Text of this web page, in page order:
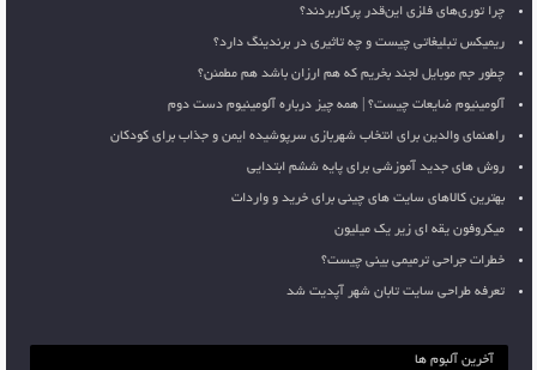
چرا توری‌های فلزی این‌قدر پرکاربردند؟
ریمیکس تبلیغاتی چیست و چه تاثیری در برندینگ دارد؟
چطور جم موبایل لجند بخریم که هم ارزان باشد هم مطمئن؟
آلومینیوم ضایعات چیست؟ | همه چیز درباره آلومینیوم دست دوم
راهنمای والدین برای انتخاب شهربازی سرپوشیده ایمن و جذاب برای کودکان
روش های جدید آموزشی برای پایه ششم ابتدایی
بهترین کالاهای سایت های چینی برای خرید و واردات
میکروفون یقه ای زیر یک میلیون
خطرات جراحی ترمیمی بینی چیست؟
تعرفه طراحی سایت تابان شهر آپدیت شد
آخرین آلبوم ها